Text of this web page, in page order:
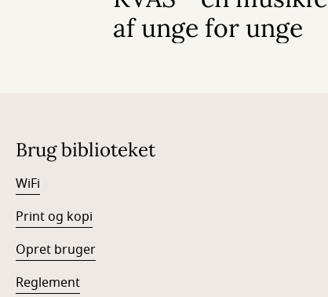
af unge for unge
Brug biblioteket
WiFi
Print og kopi
Opret bruger
Reglement